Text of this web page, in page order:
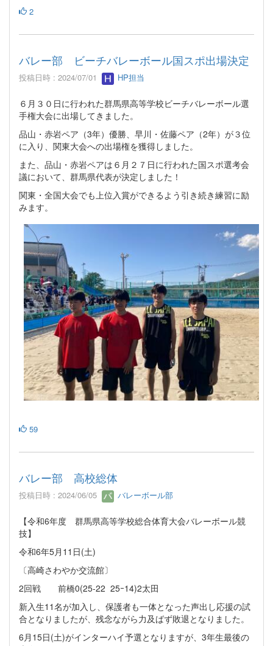
2
バレー部 ビーチバレーボール国スポ出場決定
投稿日時 : 2024/07/01 HP担当
６月３０日に行われた群馬県高等学校ビーチバレーボール選
手権大会に出場してきました。
品山・赤岩ペア（3年）優勝、早川・佐藤ペア（2年）が３位
に入り、関東大会への出場権を獲得しました。
また、品山・赤岩ペアは６月２７日に行われた国スポ選考会
議において、群馬県代表が決定しました！
関東・全国大会でも上位入賞ができるよう引き続き練習に励
みます。
59
バレー部 高校総体
投稿日時 : 2024/06/05 バレーボール部
【令和6年度 群馬県高等学校総合体育大会バレーボール競
技】
令和6年5月11日(土)
〔高崎さわやか交流館〕
2回戦 前橋0(25-22 25ｰ14)2太田
新入生11名が加入し、保護者も一体となった声出し応援の試
合となりましたが、残念ながら力及ばず敗退となりました。
6月15日(土)がインターハイ予選となりますが、3年生最後の